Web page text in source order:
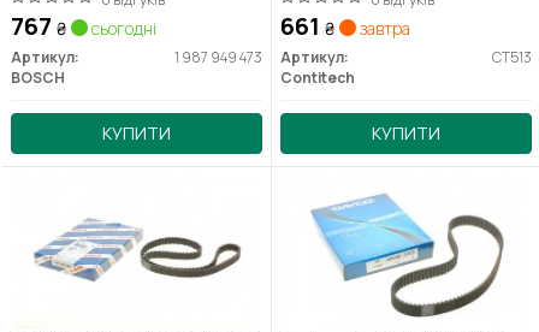
767 ₴ сьогодні
Артикул:
1 987 949 473
BOSCH
КУПИТИ
661 ₴ завтра
Артикул:
CT513
Contitech
КУПИТИ